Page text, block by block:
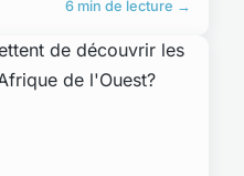
6 min de lecture →